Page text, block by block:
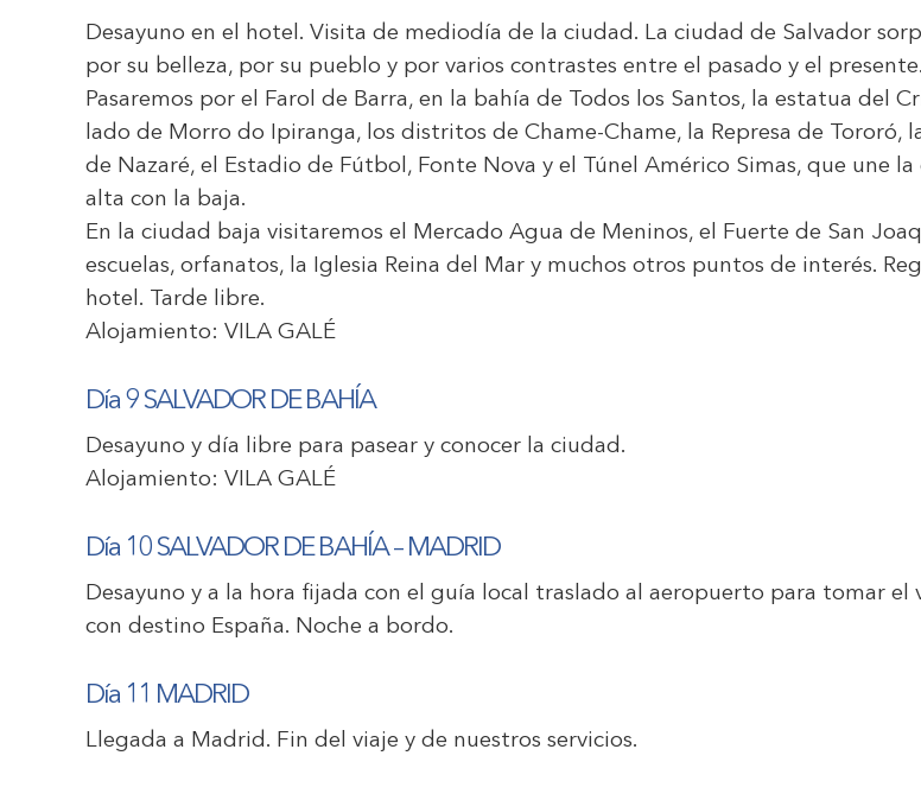
Desayuno en el hotel. Visita de mediodía de la ciudad. La ciudad de Salvador
por su belleza, por su pueblo y por varios contrastes entre el pasado y el presente.
Pasaremos por el Farol de Barra, en la bahía de Todos los Santos, la estatua del
lado de Morro do Ipiranga, los distritos de Chame-Chame, la Represa de Tororó,
de Nazaré, el Estadio de Fútbol, Fonte Nova y el Túnel Américo Simas, que une la
alta con la baja.
En la ciudad baja visitaremos el Mercado Agua de Meninos, el Fuerte de San
escuelas, orfanatos, la Iglesia Reina del Mar y muchos otros puntos de interés.
hotel. Tarde libre.
Alojamiento: VILA GALÉ
Día 9 SALVADOR DE BAHÍA
Desayuno y día libre para pasear y conocer la ciudad.
Alojamiento: VILA GALÉ
Día 10 SALVADOR DE BAHÍA – MADRID
Desayuno y a la hora fijada con el guía local traslado al aeropuerto para tomar el
con destino España. Noche a bordo.
Día 11 MADRID
Llegada a Madrid. Fin del viaje y de nuestros servicios.